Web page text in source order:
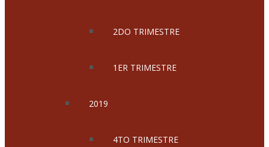
2DO TRIMESTRE
1ER TRIMESTRE
2019
4TO TRIMESTRE